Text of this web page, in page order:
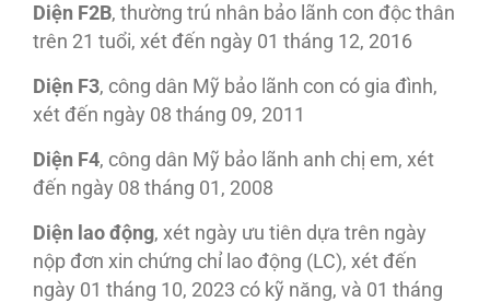
Diện F2B, thường trú nhân bảo lãnh con độc thân
trên 21 tuổi, xét đến ngày 01 tháng 12, 2016
Diện F3, công dân Mỹ bảo lãnh con có gia đình,
xét đến ngày 08 tháng 09, 2011
Diện F4, công dân Mỹ bảo lãnh anh chị em, xét
đến ngày 08 tháng 01, 2008
Diện lao động, xét ngày ưu tiên dựa trên ngày
nộp đơn xin chứng chỉ lao động (LC), xét đến
ngày 01 tháng 10, 2023 có kỹ năng, và 01 tháng